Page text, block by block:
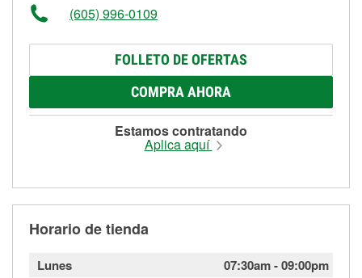
(605) 996-0109
FOLLETO DE OFERTAS
COMPRA AHORA
Estamos contratando
Aplica aquí
Horario de tienda
Lunes 07:30am-09:00pm